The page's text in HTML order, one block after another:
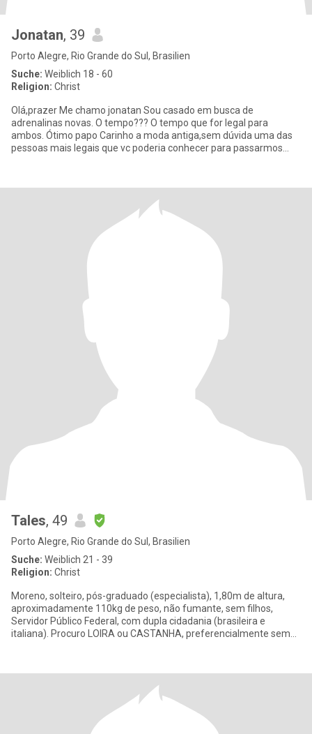
Jonatan, 39
Porto Alegre, Rio Grande do Sul, Brasilien
Suche: Weiblich 18 - 60
Religion: Christ
Olá,prazer Me chamo jonatan Sou casado em busca de
adrenalinas novas. O tempo??? O tempo que for legal para
ambos. Ótimo papo Carinho a moda antiga,sem dúvida uma das
pessoas mais legais que vc poderia conhecer para passarmos
Tales, 49
Porto Alegre, Rio Grande do Sul, Brasilien
Suche: Weiblich 21 - 39
Religion: Christ
Moreno, solteiro, pós-graduado (especialista), 1,80m de altura,
aproximadamente 110kg de peso, não fumante, sem filhos,
Servidor Público Federal, com dupla cidadania (brasileira e
italiana). Procuro LOIRA ou CASTANHA, preferencialmente sem